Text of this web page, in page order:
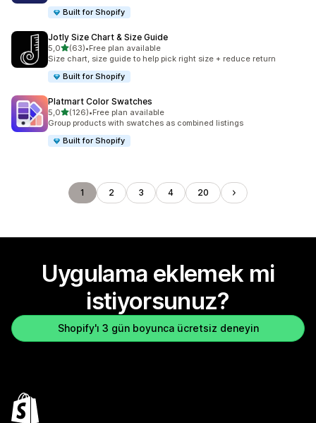
Built for Shopify
Jotly Size Chart & Size Guide
5,05 yıldız üzerinden
(63)
toplam 63 değerlendirme
•Free plan available
Size chart, size guide to help pick right size + reduce return
Built for Shopify
Platmart Color Swatches
5,05 yıldız üzerinden
(126)
toplam 126 değerlendirme
•Free plan available
Group products with swatches as combined listings
Built for Shopify
1 2 3 4 20
Uygulama eklemek mi
istiyorsunuz?
Shopify'ı 3 gün boyunca ücretsiz deneyin